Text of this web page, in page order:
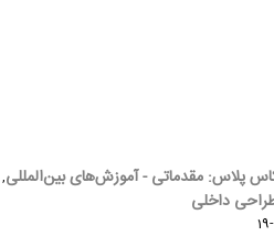
پلاس: مقدماتی - آموزش‌های بین‌المللی,
داخلی